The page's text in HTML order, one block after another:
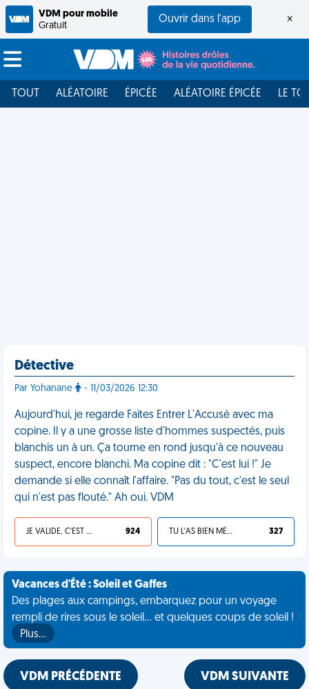
VDM pour mobile
Gratuit
Ouvrir dans l'app ×
TOUT ALÉATOIRE ÉPICÉE ALÉATOIRE ÉPICÉE LE
Détective
Par Yohanane - 11/03/2026 12:30
Aujourd'hui, je regarde Faites Entrer L'Accusé avec ma
copine. Il y a une grosse liste d'hommes suspectés, puis
blanchis un à un. Ça tourne en rond jusqu'à ce nouveau
suspect, encore blanchi. Ma copine dit : "C'est lui !" Je
demande si elle connaît l'affaire. "Pas du tout, c'est le seul
qui n'est pas flouté." Ah oui. VDM
JE VALIDE, C'EST UNE VDM 924 TU L'AS BIEN MÉRITÉ 327
Vacances d'Été : Soleil et Gaffes
Des plages aux campings, embarquez pour un voyage
rempli de rires sous le soleil... et quelques coups de soleil !
Plus…
VDM PRÉCÉDENTE VDM SUIVANTE